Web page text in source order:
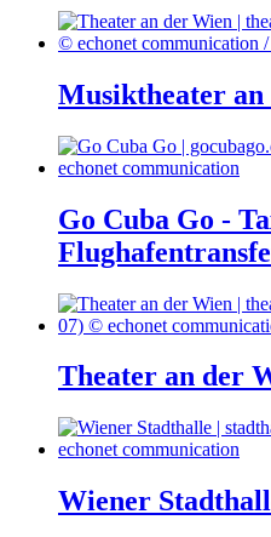
Musiktheater an
Go Cuba Go -
Theater an der
Wiener